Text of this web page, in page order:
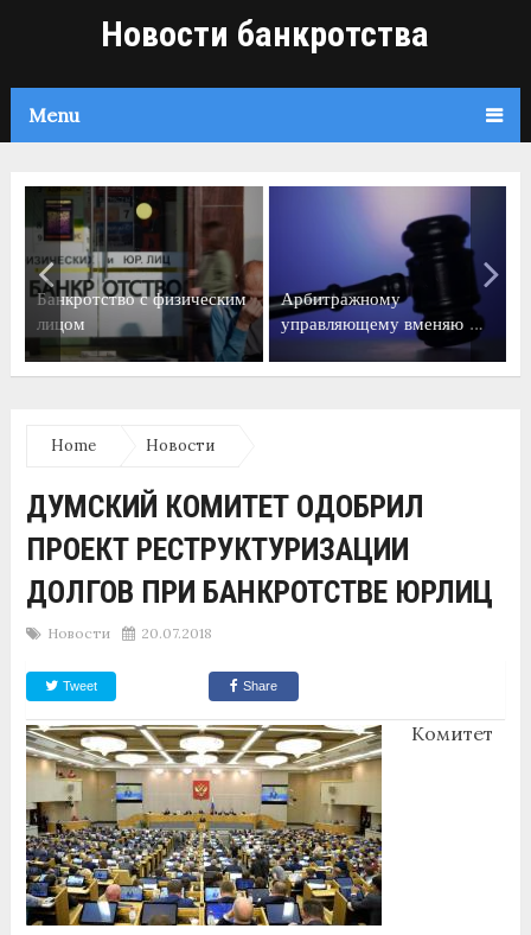
Новости банкротства
Menu
Банкротство с физическим
лицом
Арбитражному
управляющему вменяю …
Home Новости
ДУМСКИЙ КОМИТЕТ ОДОБРИЛ
ПРОЕКТ РЕСТРУКТУРИЗАЦИИ
ДОЛГОВ ПРИ БАНКРОТСТВЕ ЮРЛИЦ
Новости 20.07.2018
Tweet Share
Комитет